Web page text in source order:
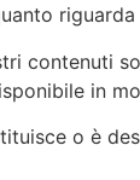
contenuti
in
o è